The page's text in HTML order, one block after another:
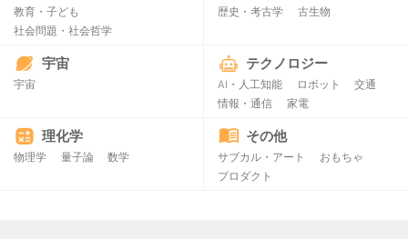
教育・子ども
社会問題・社会哲学
歴史・考古学 古生物
宇宙
宇宙
テクノロジー
AI・人工知能 ロボット
交通
情報・通信
家電
理化学
物理学 量子論 数学
その他
サブカル・アート
おもちゃ
プロダクト